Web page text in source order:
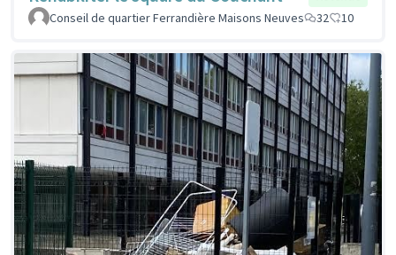
Conseil de quartier Ferrandière Maisons Neuves
32 10